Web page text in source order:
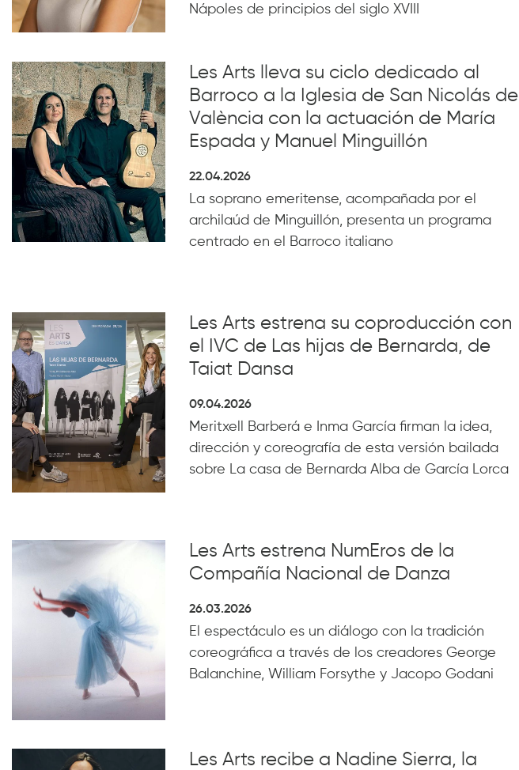
Nápoles de principios del siglo XVIII
Les Arts lleva su ciclo dedicado al
Barroco a la Iglesia de San Nicolás de
València con la actuación de María
Espada y Manuel Minguillón
22.04.2026
La soprano emeritense, acompañada por el
archilaúd de Minguillón, presenta un programa
centrado en el Barroco italiano
Les Arts estrena su coproducción con
el IVC de Las hijas de Bernarda, de
Taiat Dansa
09.04.2026
Meritxell Barberá e Inma García firman la idea,
dirección y coreografía de esta versión bailada
sobre La casa de Bernarda Alba de García Lorca
Les Arts estrena NumEros de la
Compañía Nacional de Danza
26.03.2026
El espectáculo es un diálogo con la tradición
coreográfica a través de los creadores George
Balanchine, William Forsythe y Jacopo Godani
Les Arts recibe a Nadine Sierra, la